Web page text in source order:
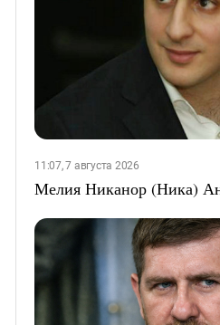
11:07, 7 августа 2026
Мелия Никанор (Ника)